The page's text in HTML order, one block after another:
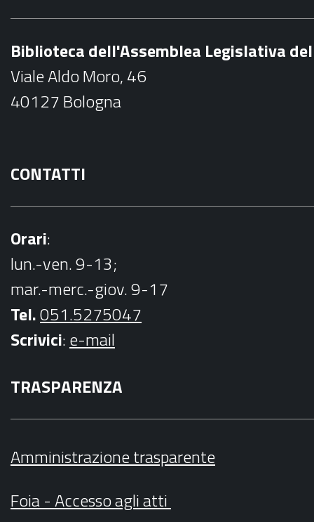
e
k
Biblioteca dell'Assemblea Legislativa
Viale Aldo Moro, 46
40127 Bologna
CONTATTI
Orari:
lun.-ven. 9-13;
mar.-merc.-giov. 9-17
Tel.051.5275047
Scrivici:e-mail
TRASPARENZA
Amministrazione trasparente
Foia - Accesso agli atti